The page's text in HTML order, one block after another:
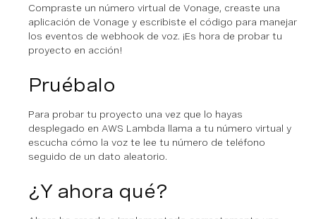
Compraste un número virtual de Vonage, creaste una
aplicación de Vonage y escribiste el código para manejar
los eventos de webhook de voz. ¡Es hora de probar tu
proyecto en acción!
Pruébalo
Para probar tu proyecto una vez que lo hayas
desplegado en AWS Lambda llama a tu número virtual y
escucha cómo la voz te lee tu número de teléfono
seguido de un dato aleatorio.
¿Y ahora qué?